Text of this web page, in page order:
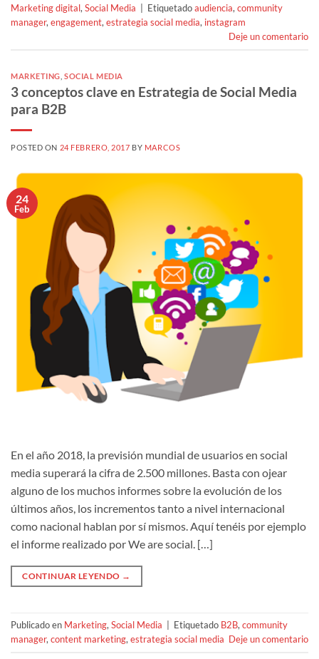
Marketing digital, Social Media Etiquetadoaudiencia, community
manager, engagement, estrategia social media, instagram
Deje un comentario
MARKETING ,SOCIAL MEDIA
3 conceptos clave en Estrategia de Social Media
para B2B
POSTED ON 24 FEBRERO, 2017 BY MARCOS
24
Feb
En el año 2018, la previsión mundial de usuarios en social
media superará la cifra de 2.500 millones. Basta con ojear
alguno de los muchos informes sobre la evolución de los
últimos años, los incrementos tanto a nivel internacional
como nacional hablan por sí mismos. Aquí tenéis por ejemplo
el informe realizado por We are social. […]
CONTINUAR LEYENDO →
Publicado en Marketing,Social Media Etiquetado B2B,community
manager,content marketing,estrategia social media Deje un comentario